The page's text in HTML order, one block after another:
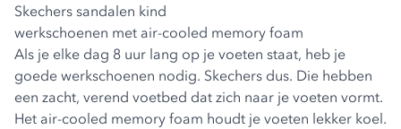
Skechers sandalen kind
werkschoenen met air-cooled memory foam
Als je elke dag 8 uur lang op je voeten staat, heb je
goede werkschoenen nodig. Skechers dus. Die hebben
een zacht, verend voetbed dat zich naar je voeten vormt.
Het air-cooled memory foam houdt je voeten lekker koel.